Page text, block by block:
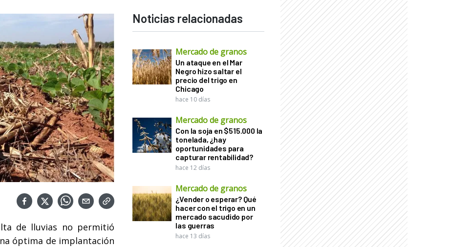
de lluvias no permitió
óptima de implantación
Noticias relacionadas
Mercado de granos
Un ataque en el Mar
Negro hizo saltar el
precio del trigo en
Chicago
hace 10 días
Mercado de granos
Con la soja en $515.000 la
tonelada, ¿hay
oportunidades para
capturar rentabilidad?
hace 12 días
Mercado de granos
¿Vender o esperar? Qué
hacer con el trigo en un
mercado sacudido por
las guerras
hace 13 días